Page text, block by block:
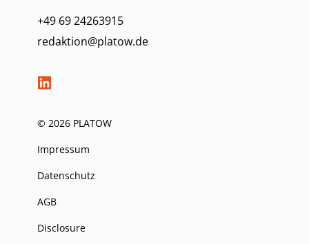
+49 69 24263915
redaktion@platow.de
© 2026 PLATOW
Impressum
Datenschutz
AGB
Disclosure